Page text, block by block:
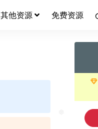
❅
其他资源 免费资源